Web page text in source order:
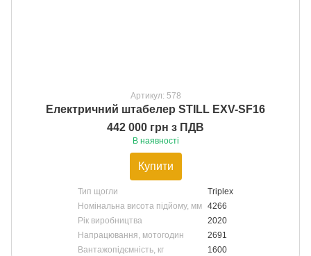
Артикул: 578
Електричний штабелер STILL EXV-SF16
442 000 грн з ПДВ
В наявності
Купити
Тип щогли
Triplex
Номінальна висота підйому, мм 4266
Рік виробництва
2020
Напрацювання, мотогодин
2691
Вантажопідємність, кг
1600